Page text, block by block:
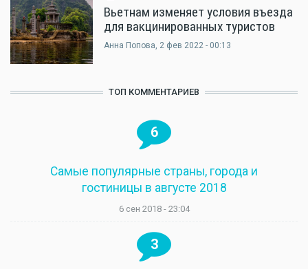
Вьетнам изменяет условия въезда
для вакцинированных туристов
Анна Попова, 2 фев 2022 - 00:13
ТОП КОММЕНТАРИЕВ
6
Самые популярные страны, города и
гостиницы в августе 2018
6 сен 2018 - 23:04
3